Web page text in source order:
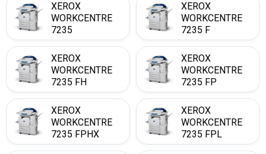
XEROX
WORKCENTRE
7235
XEROX
WORKCENTRE
7235 F
XEROX
WORKCENTRE
7235 FH
XEROX
WORKCENTRE
7235 FP
XEROX
WORKCENTRE
7235 FPHX
XEROX
WORKCENTRE
7235 FPL